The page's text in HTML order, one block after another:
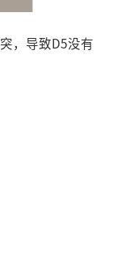
，导致D5没有